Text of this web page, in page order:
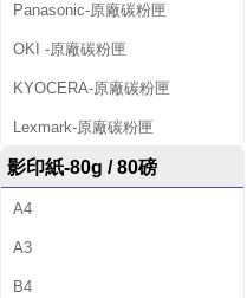
Panasonic-原廠碳粉匣
OKI -原廠碳粉匣
KYOCERA-原廠碳粉匣
Lexmark-原廠碳粉匣
影印紙-80g / 80磅
A4
A3
B4